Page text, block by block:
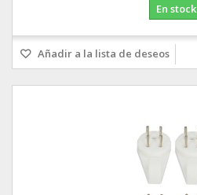
En stock
Añadir a la lista de deseos